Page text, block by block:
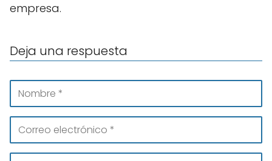
empresa.
Deja una respuesta